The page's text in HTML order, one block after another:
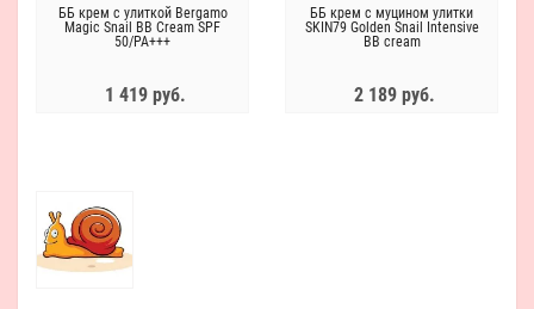
ББ крем с улиткой Bergamo
Magic Snail BB Cream SPF
50/PA+++
1 419 руб.
ББ крем с муцином улитки
SKIN79 Golden Snail Intensive
BB cream
2 189 руб.